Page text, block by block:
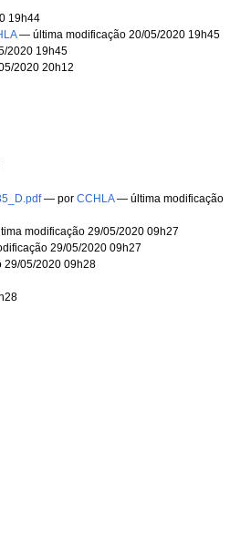
19h44
— última modificação 20/05/2020 19h45
2020 19h45
2020 20h12
—porCCHLA— última modificação
modificação 29/05/2020 09h27
29/05/2020 09h27
05/2020 09h28